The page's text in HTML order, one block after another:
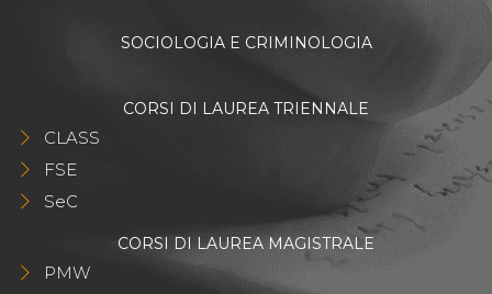
SOCIOLOGIA E CRIMINOLOGIA
CORSI DI LAUREA TRIENNALE
CLASS
FSE
SeC
CORSI DI LAUREA MAGISTRALE
PMW